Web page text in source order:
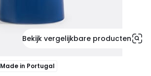
Bekijk vergelijkbare producten
Made in Portugal